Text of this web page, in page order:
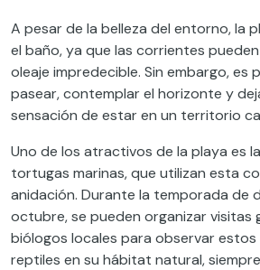
A pesar de la belleza del entorno, la
el baño, ya que las corrientes
oleaje impredecible. Sin embargo, es
pasear, contemplar el horizonte y
sensación de estar en un territorio
Uno de los atractivos de la playa es
tortugas marinas, que utilizan esta
anidación. Durante la temporada de
octubre, se pueden organizar visitas
biólogos locales para observar
reptiles en su hábitat natural,